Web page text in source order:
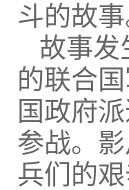
斗的故事
故事发
的联合
国政府
参战。
兵们的